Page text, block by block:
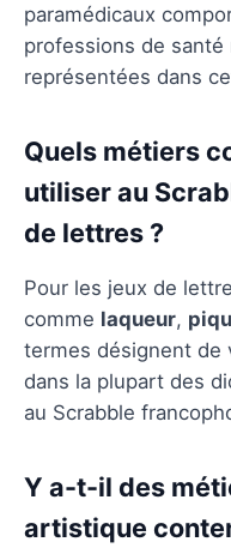
paramédicaux
professions de
représentées dans
Quels métiers
utiliser au
de lettres ?
Pour les jeux de
comme laqueur,
termes désignent de
dans la plupart des
au Scrabble
Y a-t-il des
artistique